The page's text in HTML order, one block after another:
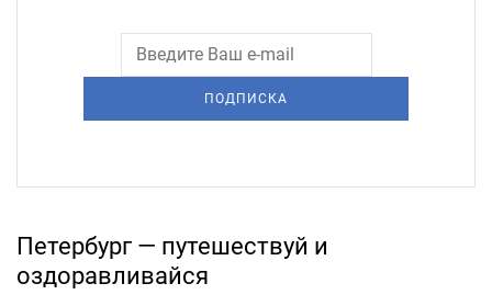
ПОДПИСКА
Петербург — путешествуй и
оздоравливайся